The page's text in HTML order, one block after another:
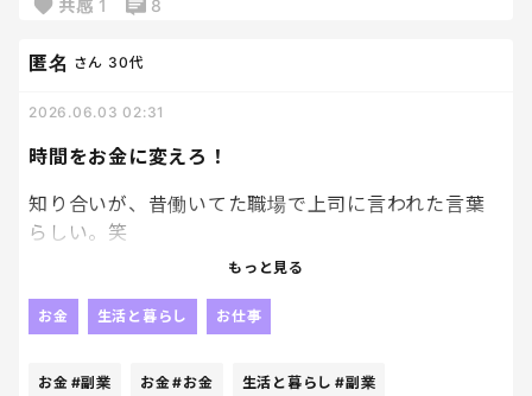
て安心を買っているんだろうなと思う。
みなさんは旅行やお出かけ前、つい買ってしまうも
共感 1 8
時間をお金に変えろ！
匿名 さん 30代
2026.06.03 02:31
知り合いが、昔働いてた職場で上司に言われた言葉
らしい。笑
もっと見る
お金 生活と暮らし お仕事
お金 #副業 お金#お金 生活と暮らし #副業